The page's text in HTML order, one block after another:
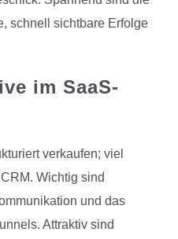
schnell sichtbare Erfolge
im SaaS-
verkaufen; viel
Wichtig sind
und das
Attraktiv sind